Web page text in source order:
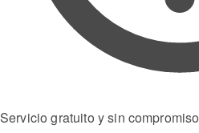
Servicio gratuito y sin compromiso